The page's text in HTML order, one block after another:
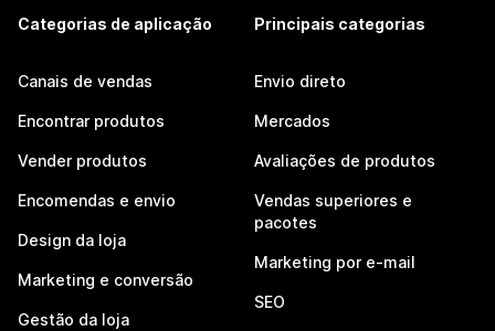
Categorias de aplicação
Canais de vendas
Encontrar produtos
Vender produtos
Encomendas e envio
Design da loja
Marketing e conversão
Gestão da loja
Principais categorias
Envio direto
Mercados
Avaliações de produtos
Vendas superiores e
pacotes
Marketing por e-mail
SEO